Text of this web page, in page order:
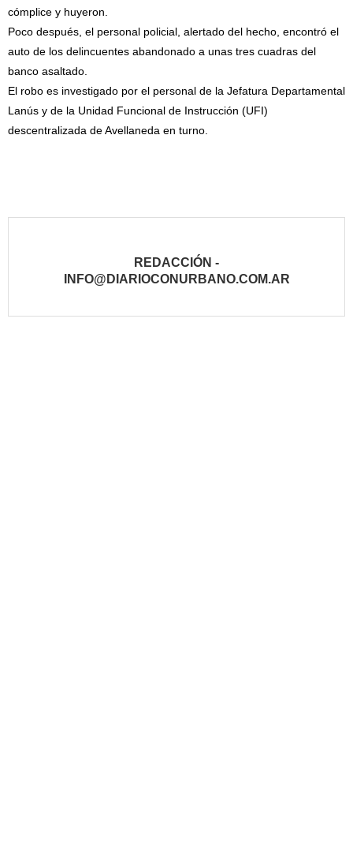
cómplice y huyeron.
Poco después, el personal policial, alertado del hecho, encontró el
auto de los delincuentes abandonado a unas tres cuadras del
banco asaltado.
El robo es investigado por el personal de la Jefatura Departamental
Lanús y de la Unidad Funcional de Instrucción (UFI)
descentralizada de Avellaneda en turno.
REDACCIÓN -
INFO@DIARIOCONURBANO.COM.AR